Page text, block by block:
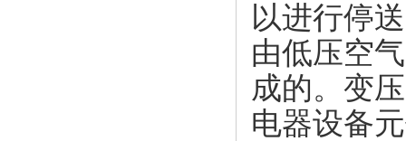
以进行停
由低压空
成的。变
电器设备